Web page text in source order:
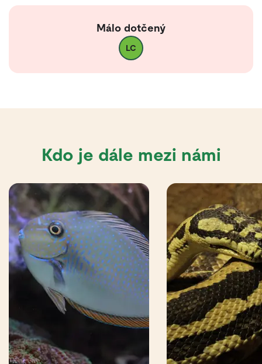
Málo dotčený
LC
Kdo je dále mezi námi